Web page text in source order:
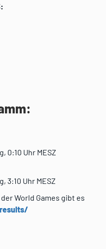
0:10 Uhr MESZ
3:10 Uhr MESZ
World Games gibt es